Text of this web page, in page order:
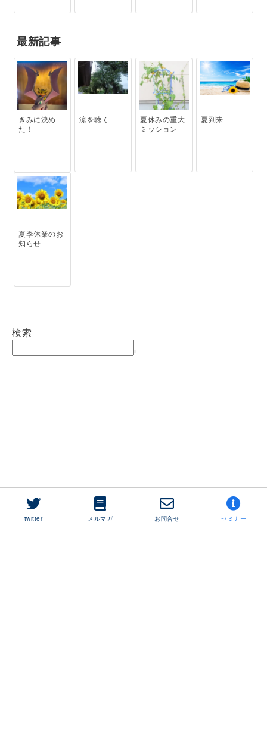
最新記事
きみに決め
た！
涼を聴く
夏休みの重大
ミッション
夏到来
夏季休業のお
知らせ
検索
twitter メルマガ お問合せ セミナー